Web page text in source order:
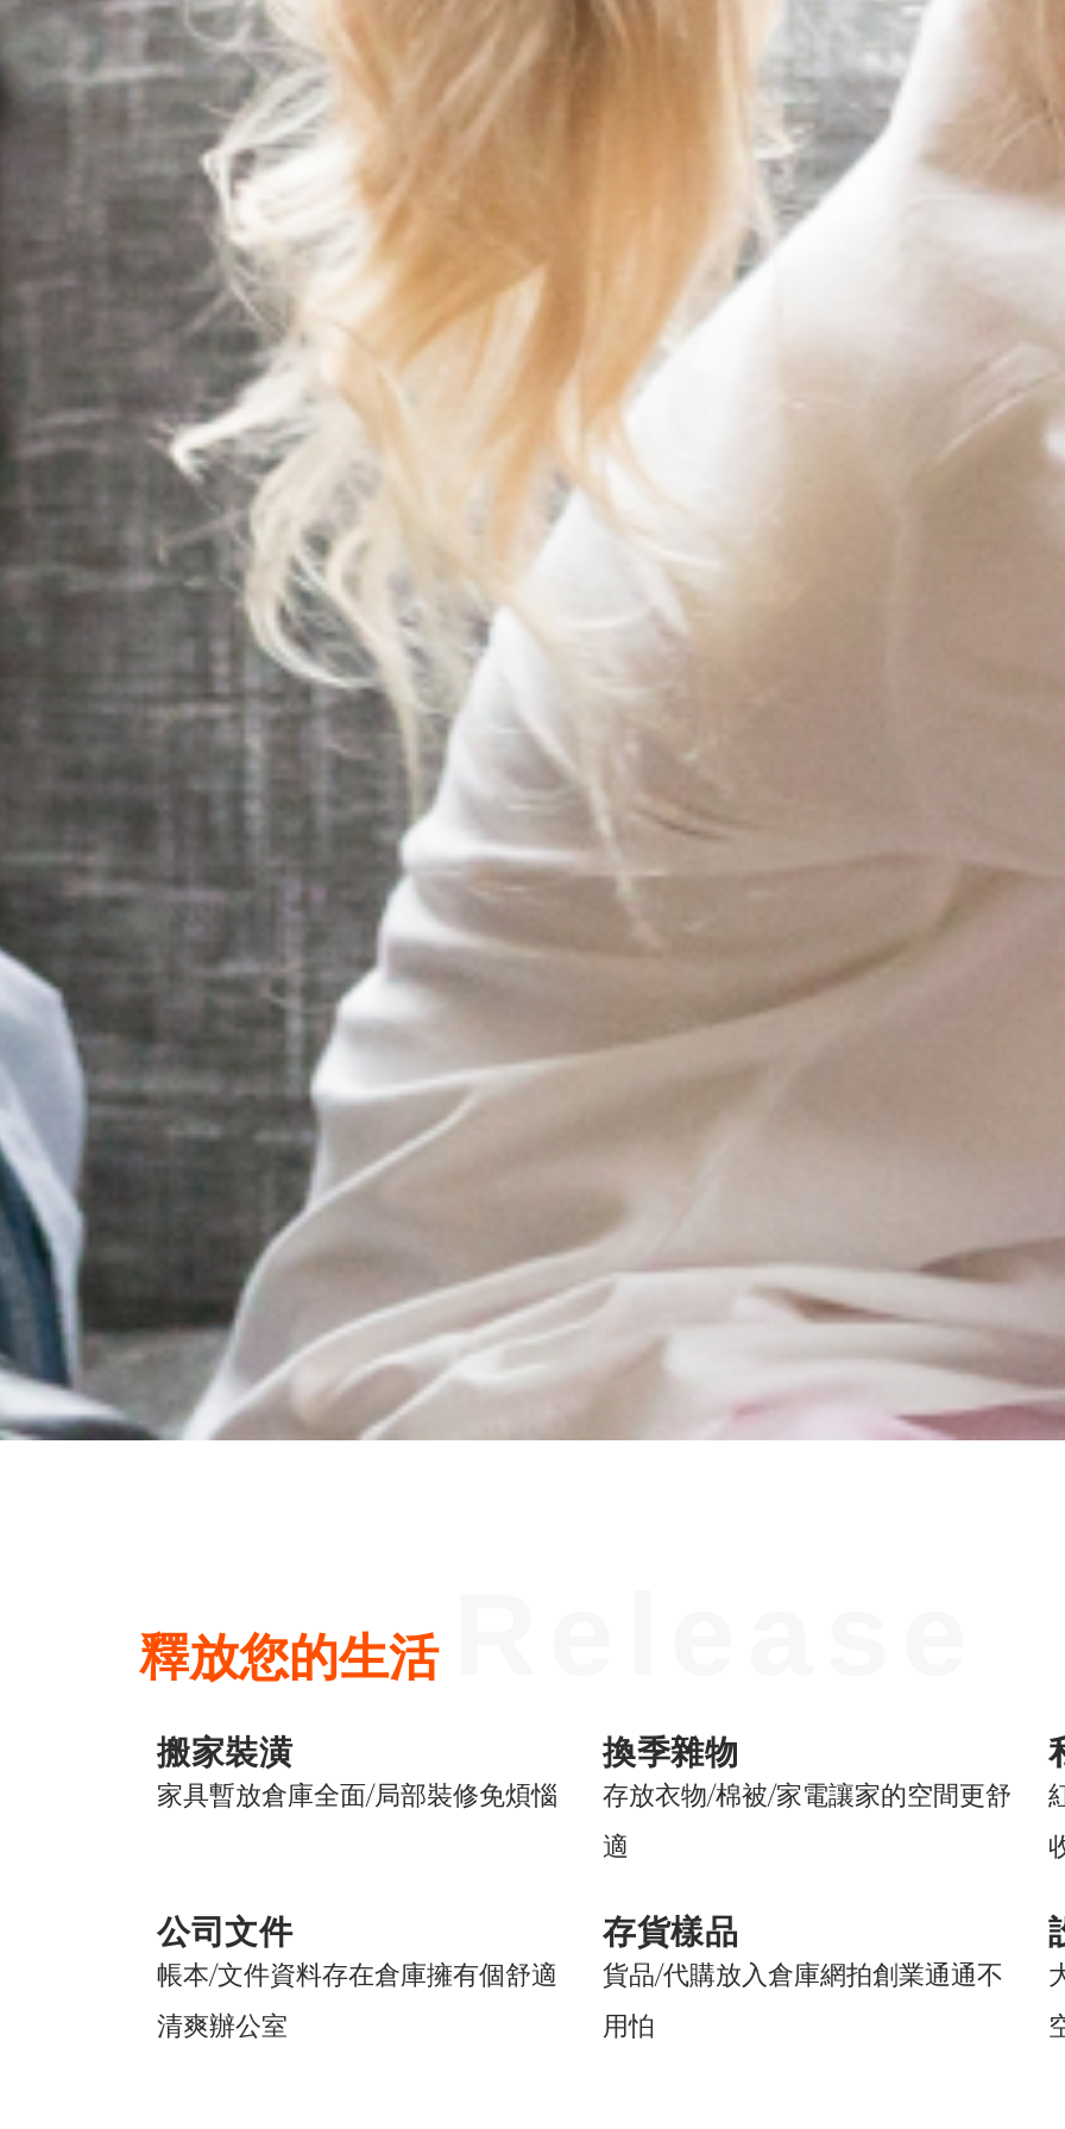
釋放您的生活
搬家裝潢
家具暫放倉庫全面/局部裝修免煩惱
換季雜物
存放衣物/棉被/家電讓家的空間更舒
適
公司文件
帳本/文件資料存在倉庫擁有個舒適
清爽辦公室
存貨樣品
貨品/代購放入倉庫網拍創業通通不
用怕